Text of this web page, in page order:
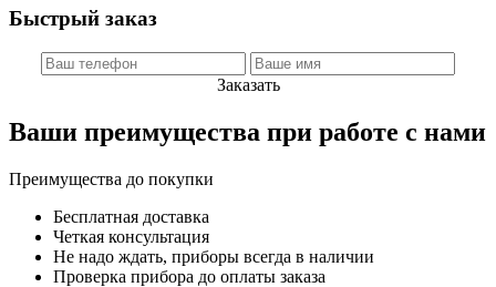
Быстрый заказ
Заказать
Ваши преимущества при работе с нами
Преимущества до покупки
Бесплатная доставка
Четкая консультация
Не надо ждать, приборы всегда в наличии
Проверка прибора до оплаты заказа